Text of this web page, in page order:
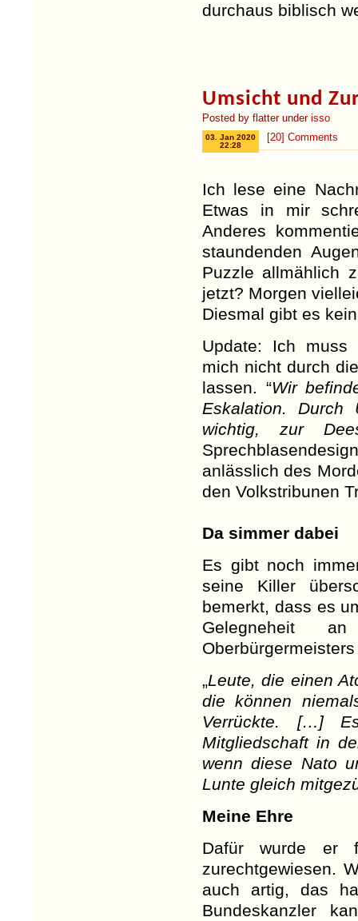
durchaus biblisch
Umsicht und
Posted by flatter under isso
[20] Comments
03. Jan 2020
22:28
Ich lese eine
Etwas in mir
Anderes
staundenden
Puzzle allmählich
jetzt? Morgen
Diesmal gibt es
Update: Ich muss
mich nicht durch
lassen. “Wir
Eskalation.
wichtig, zur
anlässlich des
den Volkstribunen
Da simmer dabei
Es gibt noch
seine Killer
bemerkt, dass es
Gelegneheit
„Leute, die einen
die können
Verrückte. […]
Mitgliedschaft in
wenn diese Nato
Lunte gleich
Meine Ehre
Dafür wurde er
zurechtgewiesen.
auch artig, das
Bundeskanzler